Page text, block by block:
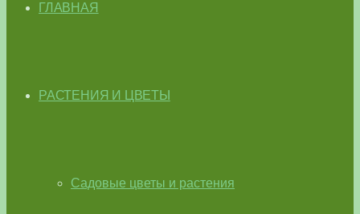
ГЛАВНАЯ
РАСТЕНИЯ И ЦВЕТЫ
Садовые цветы и растения